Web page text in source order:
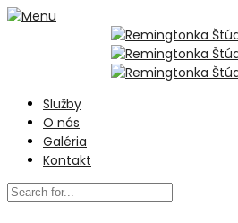
Služby
O nás
Galéria
Kontakt